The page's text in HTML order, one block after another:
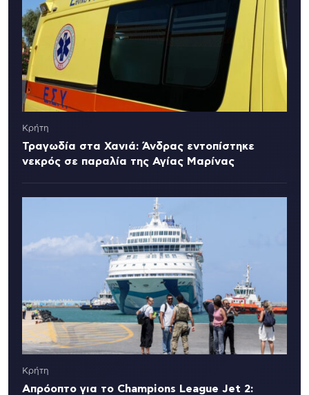
Κρήτη
Τραγωδία στα Χανιά: Άνδρας εντοπίστηκε
νεκρός σε παραλία της Αγίας Μαρίνας
Κρήτη
Απρόοπτο για το Champions League Jet 2: